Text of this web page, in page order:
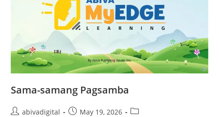
Sama-samang Pagsamba
abivadigital May 19, 2026